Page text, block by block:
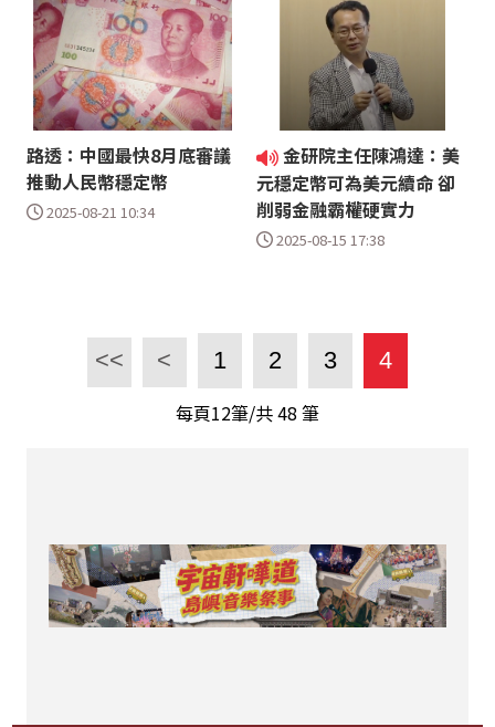
路透：中國最快8月底審議
推動人民幣穩定幣
2025-08-21 10:34
金研院主任陳鴻達：美
元穩定幣可為美元續命 卻
削弱金融霸權硬實力
2025-08-15 17:38
<< < 1 2 3 4
每頁12筆/共48 筆